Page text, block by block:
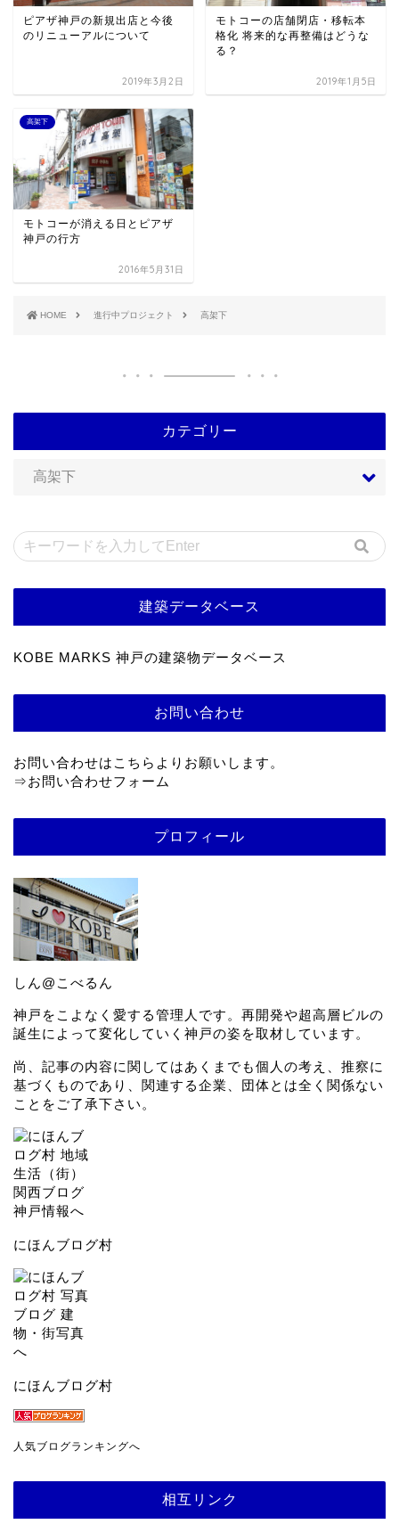
ピアザ神戸の新規出店と今後
のリニューアルについて
2019年3月2日
モトコーの店舗閉店・移転本
格化 将来的な再整備はどうな
る？
2019年1月5日
高架下
モトコーが消える日とピアザ
神戸の行方
2016年5月31日
HOME 進行中プロジェクト 高架下
カテゴリー
建築データベース
KOBE MARKS 神戸の建築物データベース
お問い合わせ
お問い合わせはこちらよりお願いします。
⇒お問い合わせフォーム
プロフィール
しん@こべるん
神戸をこよなく愛する管理人です。再開発や超高層ビルの
誕生によって変化していく神戸の姿を取材しています。
尚、記事の内容に関してはあくまでも個人の考え、推察に
基づくものであり、関連する企業、団体とは全く関係ない
ことをご了承下さい。
にほんブログ村
にほんブログ村
人気ブログランキングへ
相互リンク